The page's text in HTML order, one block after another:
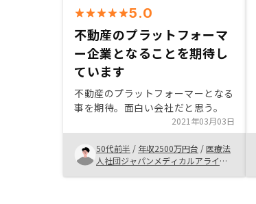
5.0
不動産のプラットフォーマ
ー企業となることを期待し
ています
不動産のプラットフォーマーとなる
事を期待。面白い会社だと思う。
2021年03月03日
50代前半 / 年収2500万円台 /医療法
人社団ジャパンメディカルアライア